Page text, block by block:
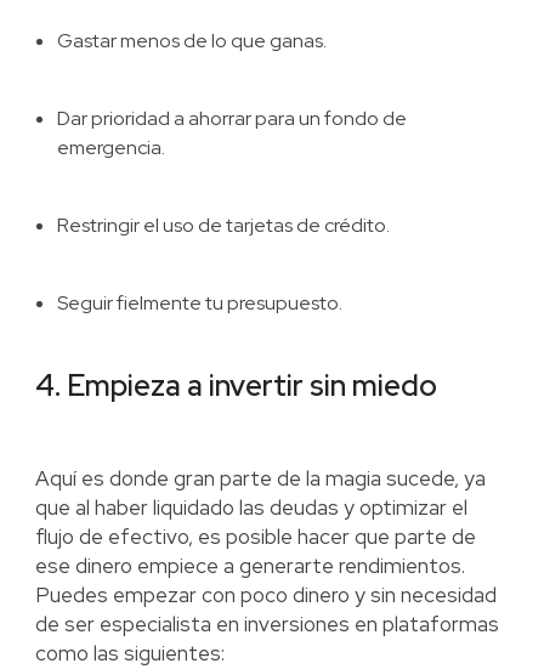
Gastar menos de lo que ganas.
Dar prioridad a ahorrar para un fondo de
emergencia.
Restringir el uso de tarjetas de crédito.
Seguir fielmente tu presupuesto.
4. Empieza a invertir sin miedo
Aquí es donde gran parte de la magia sucede, ya
que al haber liquidado las deudas y optimizar el
flujo de efectivo, es posible hacer que parte de
ese dinero empiece a generarte rendimientos.
Puedes empezar con poco dinero y sin necesidad
de ser especialista en inversiones en plataformas
como las siguientes: